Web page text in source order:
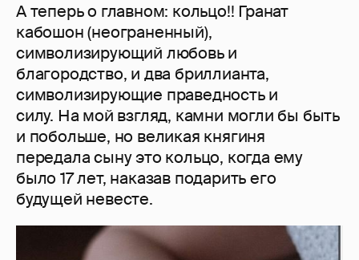
А теперь о главном: кольцо!! Гранат
кабошон (неограненный),
символизирующий любовь и
благородство, и два бриллианта,
символизирующие праведность и
силу. На мой взгляд, камни могли бы быть
и побольше, но великая княгиня
передала сыну это кольцо, когда ему
было 17 лет, наказав подарить его
будущей невесте.